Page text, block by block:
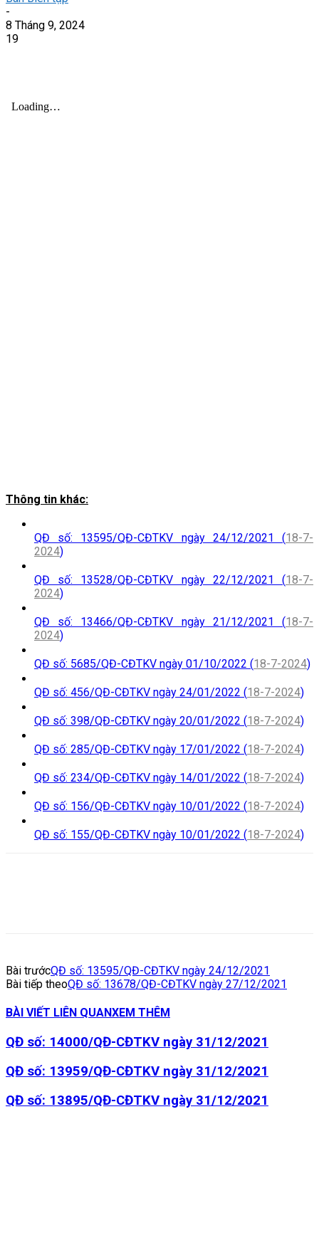
-
8 Tháng 9, 2024
19
Thông tin khác:
QĐ số: 13595/QĐ-CĐTKV ngày 24/12/2021 (18-7-
2024)
QĐ số: 13528/QĐ-CĐTKV ngày 22/12/2021 (18-7-
2024)
QĐ số: 13466/QĐ-CĐTKV ngày 21/12/2021 (18-7-
2024)
QĐ số: 5685/QĐ-CĐTKV ngày 01/10/2022 (18-7-2024)
QĐ số: 456/QĐ-CĐTKV ngày 24/01/2022 (18-7-2024)
QĐ số: 398/QĐ-CĐTKV ngày 20/01/2022 (18-7-2024)
QĐ số: 285/QĐ-CĐTKV ngày 17/01/2022 (18-7-2024)
QĐ số: 234/QĐ-CĐTKV ngày 14/01/2022 (18-7-2024)
QĐ số: 156/QĐ-CĐTKV ngày 10/01/2022 (18-7-2024)
QĐ số: 155/QĐ-CĐTKV ngày 10/01/2022 (18-7-2024)
Bài trướcQĐ số: 13595/QĐ-CĐTKV ngày 24/12/2021
Bài tiếp theoQĐ số: 13678/QĐ-CĐTKV ngày 27/12/2021
BÀI VIẾT LIÊN QUANXEM THÊM
QĐ số: 14000/QĐ-CĐTKV ngày 31/12/2021
QĐ số: 13959/QĐ-CĐTKV ngày 31/12/2021
QĐ số: 13895/QĐ-CĐTKV ngày 31/12/2021